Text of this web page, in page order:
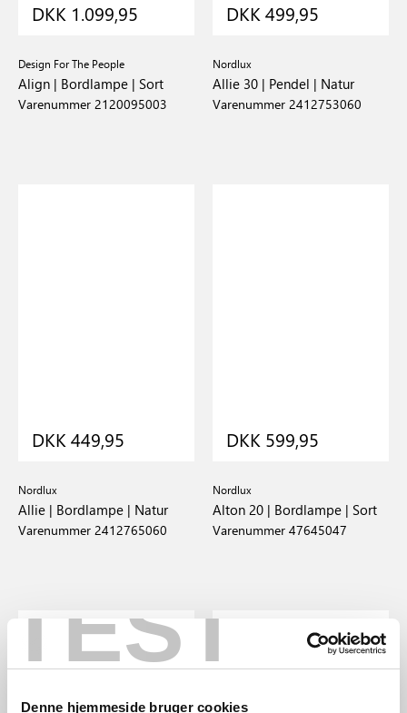
TEST
Denne hjemmeside bruger cookies
DKK 1.099,95
Design For The People
Align | Bordlampe | Sort
Varenummer 2120095003
DKK 499,95
Nordlux
Allie 30 | Pendel | Natur
Varenummer 2412753060
DKK 449,95
Nordlux
Allie | Bordlampe | Natur
Varenummer 2412765060
DKK 599,95
Nordlux
Alton 20 | Bordlampe | Sort
Varenummer 47645047